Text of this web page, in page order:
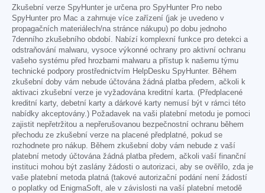
Zkušební verze SpyHunter je určena pro SpyHunter Pro nebo
SpyHunter pro Mac a zahrnuje více zařízení (jak je uvedeno v
propagačních materiálech/na stránce nákupu) po dobu jednoho
7denního zkušebního období. Nabízí komplexní funkce pro detekci a
odstraňování malwaru, vysoce výkonné ochrany pro aktivní ochranu
vašeho systému před hrozbami malwaru a přístup k našemu týmu
technické podpory prostřednictvím HelpDesku SpyHunter. Během
zkušební doby vám nebude účtována žádná platba předem, ačkoli k
aktivaci zkušební verze je vyžadována kreditní karta. (Předplacené
kreditní karty, debetní karty a dárkové karty nemusí být v rámci této
nabídky akceptovány.) Požadavek na vaši platební metodu je pomoci
zajistit nepřetržitou a nepřerušovanou bezpečnostní ochranu během
přechodu ze zkušební verze na placené předplatné, pokud se
rozhodnete pro nákup. Během zkušební doby vám nebude z vaší
platební metody účtována žádná platba předem, ačkoli vaší finanční
instituci mohou být zaslány žádosti o autorizaci, aby se ověřilo, zda je
vaše platební metoda platná (takové autorizační podání není žádostí
o poplatky od EnigmaSoft, ale v závislosti na vaší platební metodě